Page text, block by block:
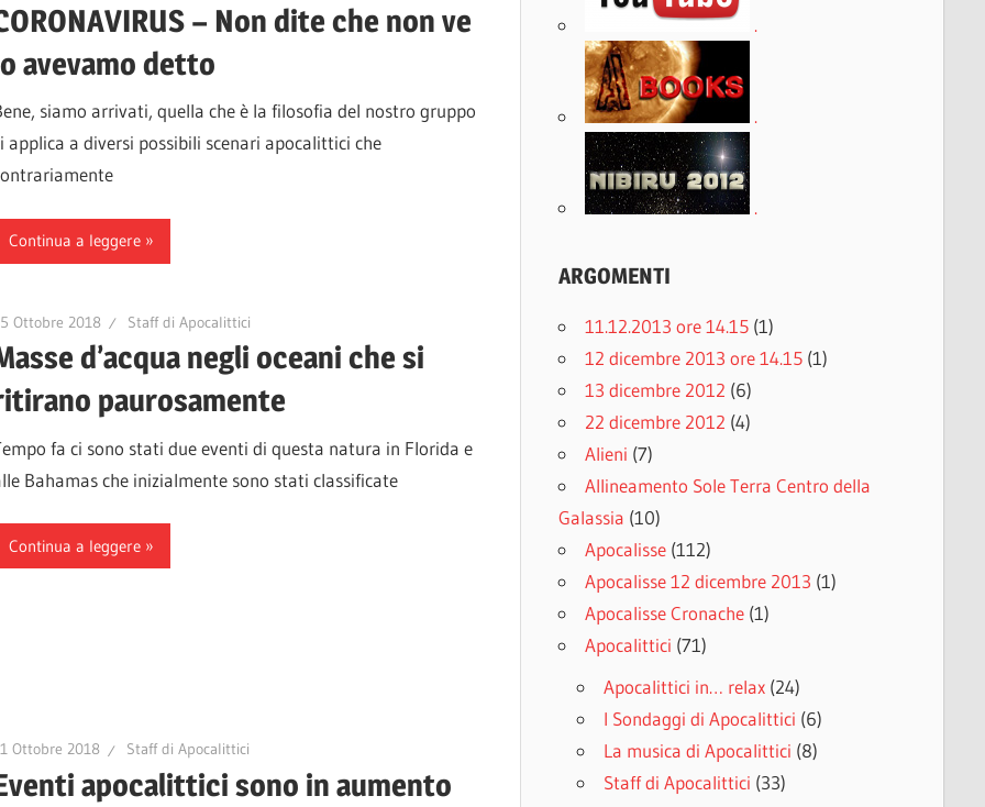
– Non dite che non ve
avevamo detto
siamo arrivati, quella che è la filosofia del nostro gruppo
applica a diversi possibili scenari apocalittici che
Continua a leggere
Ottobre 2018 Staff di Apocalittici
d’acqua negli oceani che si
paurosamente
fa ci sono stati due eventi di questa natura in Florida e
Bahamas che inizialmente sono stati classificate
Continua a leggere
Ottobre 2018 Staff di Apocalittici
apocalittici sono in aumento
.
.
.
ARGOMENTI
11.12.2013 ore 14.15(1)
12 dicembre 2013 ore 14.15(1)
13 dicembre 2012 (6)
22 dicembre 2012 (4)
Alieni (7)
Allineamento Sole Terra Centro della
Galassia (10)
Apocalisse(112)
Apocalisse 12 dicembre 2013 (1)
Apocalisse Cronache(1)
Apocalittici (71)
Apocalittici in… relax(24)
I Sondaggi di Apocalittici (6)
La musica di Apocalittici (8)
Staff di Apocalittici (33)